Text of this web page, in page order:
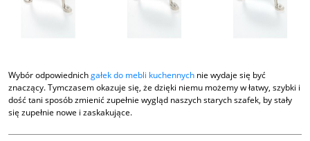
Wybór odpowiednichgałek do mebli kuchennych nie wydaje się być
znaczący. Tymczasem okazuje się, że dzięki niemu możemy w łatwy, szybki i
dość tani sposób zmienić zupełnie wygląd naszych starych szafek, by stały
się zupełnie nowe i zaskakujące.